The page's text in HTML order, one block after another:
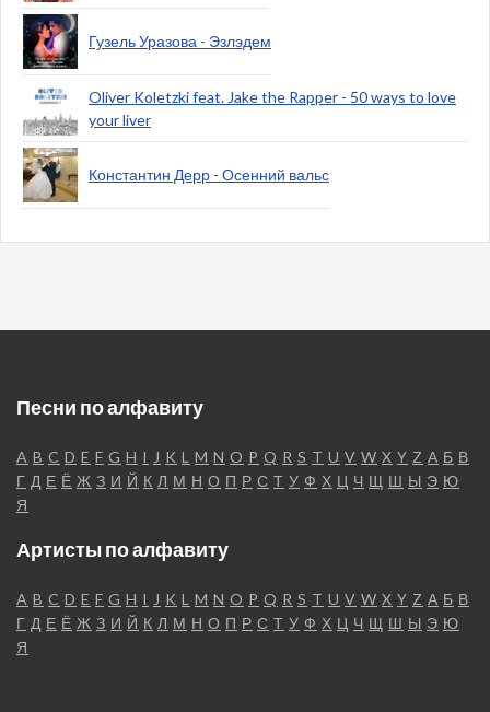
Гузель Уразова - Эзлэдем
Oliver Koletzki feat. Jake the Rapper - 50 ways to love
your liver
Константин Дерр - Осенний вальс
Песни по алфавиту
A B C D E F G H I J K L M N O P Q R S T U V W X Y Z А Б В
Г Д Е Ё Ж З И Й К Л М Н О П Р С Т У Ф Х Ц Ч Щ Ш Ы Э Ю
Я
Артисты по алфавиту
A B C D E F G H I J K L M N O P Q R S T U V W X Y Z А Б В
Г Д Е Ё Ж З И Й К Л М Н О П Р С Т У Ф Х Ц Ч Щ Ш Ы Э Ю
Я